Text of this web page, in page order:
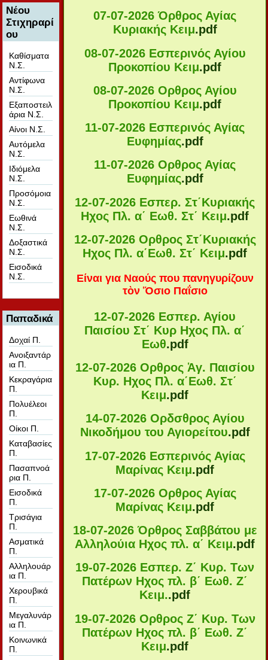
Νέου
Στιχηραρί
ου
Καθίσματα
Ν.Σ.
Αντίφωνα
Ν.Σ.
Εξαποστειλ
άρια Ν.Σ.
Αίνοι Ν.Σ.
Αυτόμελα
Ν.Σ.
Ιδιόμελα
Ν.Σ.
Προσόμοια
Ν.Σ.
Εωθινά
Ν.Σ.
Δοξαστικά
Ν.Σ.
Εισοδικά
Ν.Σ.
Παπαδικά
Δοχαί Π.
Ανοιξαντάρ
ια Π.
Κεκραγάρια
Π.
Πολυέλεοι
Π.
Οίκοι Π.
Καταβασίες
Π.
Πασαπνοά
ρια Π.
Εισοδικά
Π.
Τρισάγια
Π.
Ασματικά
Π.
Αλληλουάρ
ια Π.
Χερουβικά
Π.
Μεγαλυνάρ
ια Π.
Κοινωνικά
Π.
07-07-2026 Όρθρος Αγίας
Κυριακής Κειμ.pdf
08-07-2026 Εσπερινός Αγίου
Προκοπίου Κειμ.pdf
08-07-2026 Ορθρος Αγίου
Προκοπίου Κειμ.pdf
11-07-2026 Εσπερινός Αγίας
Ευφημίας.pdf
11-07-2026 Ορθρος Αγίας
Ευφημίας.pdf
12-07-2026 Εσπερ. Στ΄Κυριακής
Ηχος Πλ. α΄ Εωθ. Στ΄ Κειμ.pdf
12-07-2026 Ορθρος Στ΄Κυριακής
Ηχος Πλ. α΄Εωθ. Στ΄ Κειμ.pdf
Είναι για Ναούς που πανηγυρίζουν
τὸν Ὅσιο Παΐσιο
12-07-2026 Εσπερ. Αγίου
Παισίου Στ΄ Κυρ Ηχος Πλ. α΄
Εωθ.pdf
12-07-2026 Ορθρος Ἁγ. Παισίου
Κυρ. Ηχος Πλ. α΄Εωθ. Στ΄
Κειμ.pdf
14-07-2026 Ορδσθρος Αγίου
Νικοδήμου του Αγιορείτου.pdf
17-07-2026 Εσπερινός Αγίας
Μαρίνας Κειμ.pdf
17-07-2026 Ορθρος Αγίας
Μαρίνας Κειμ.pdf
18-07-2026 Όρθρος Σαββάτου με
Αλληλούια Ηχος πλ. α΄ Κειμ.pdf
19-07-2026 Εσπερ. Ζ΄ Κυρ. Των
Πατέρων Ηχος πλ. β΄ Εωθ. Ζ΄
Κειμ..pdf
19-07-2026 Ορθρος Ζ΄ Κυρ. Των
Πατέρων Ηχος πλ. β΄ Εωθ. Ζ΄
Κειμ.pdf